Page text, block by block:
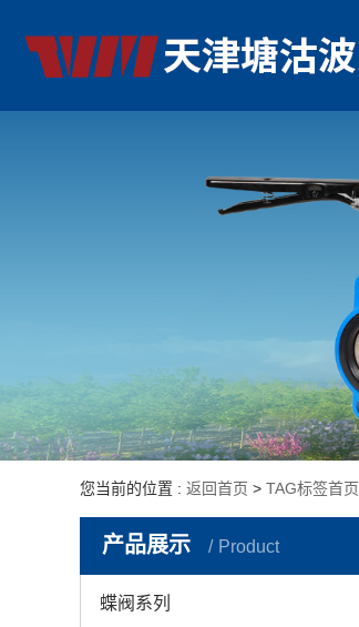
您当前的位置 : 返回首页 > TAG标签首页
产品展示 Product
蝶阀系列